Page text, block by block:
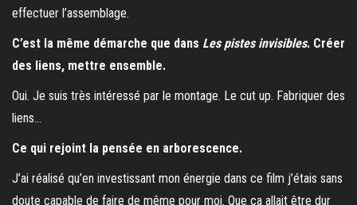
effectuer l’assemblage.
C’est la même démarche que dans Les pistes invisibles. Créer
des liens, mettre ensemble.
Oui. Je suis très intéressé par le montage. Le cut up. Fabriquer des
liens…
Ce qui rejoint la pensée en arborescence.
J’ai réalisé qu’en investissant mon énergie dans ce film j’étais sans
doute capable de faire de même pour moi. Que ça allait être dur